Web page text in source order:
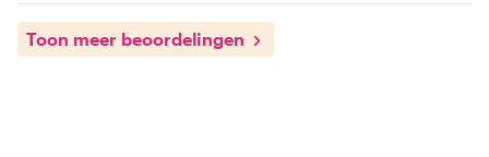
Toon meer beoordelingen